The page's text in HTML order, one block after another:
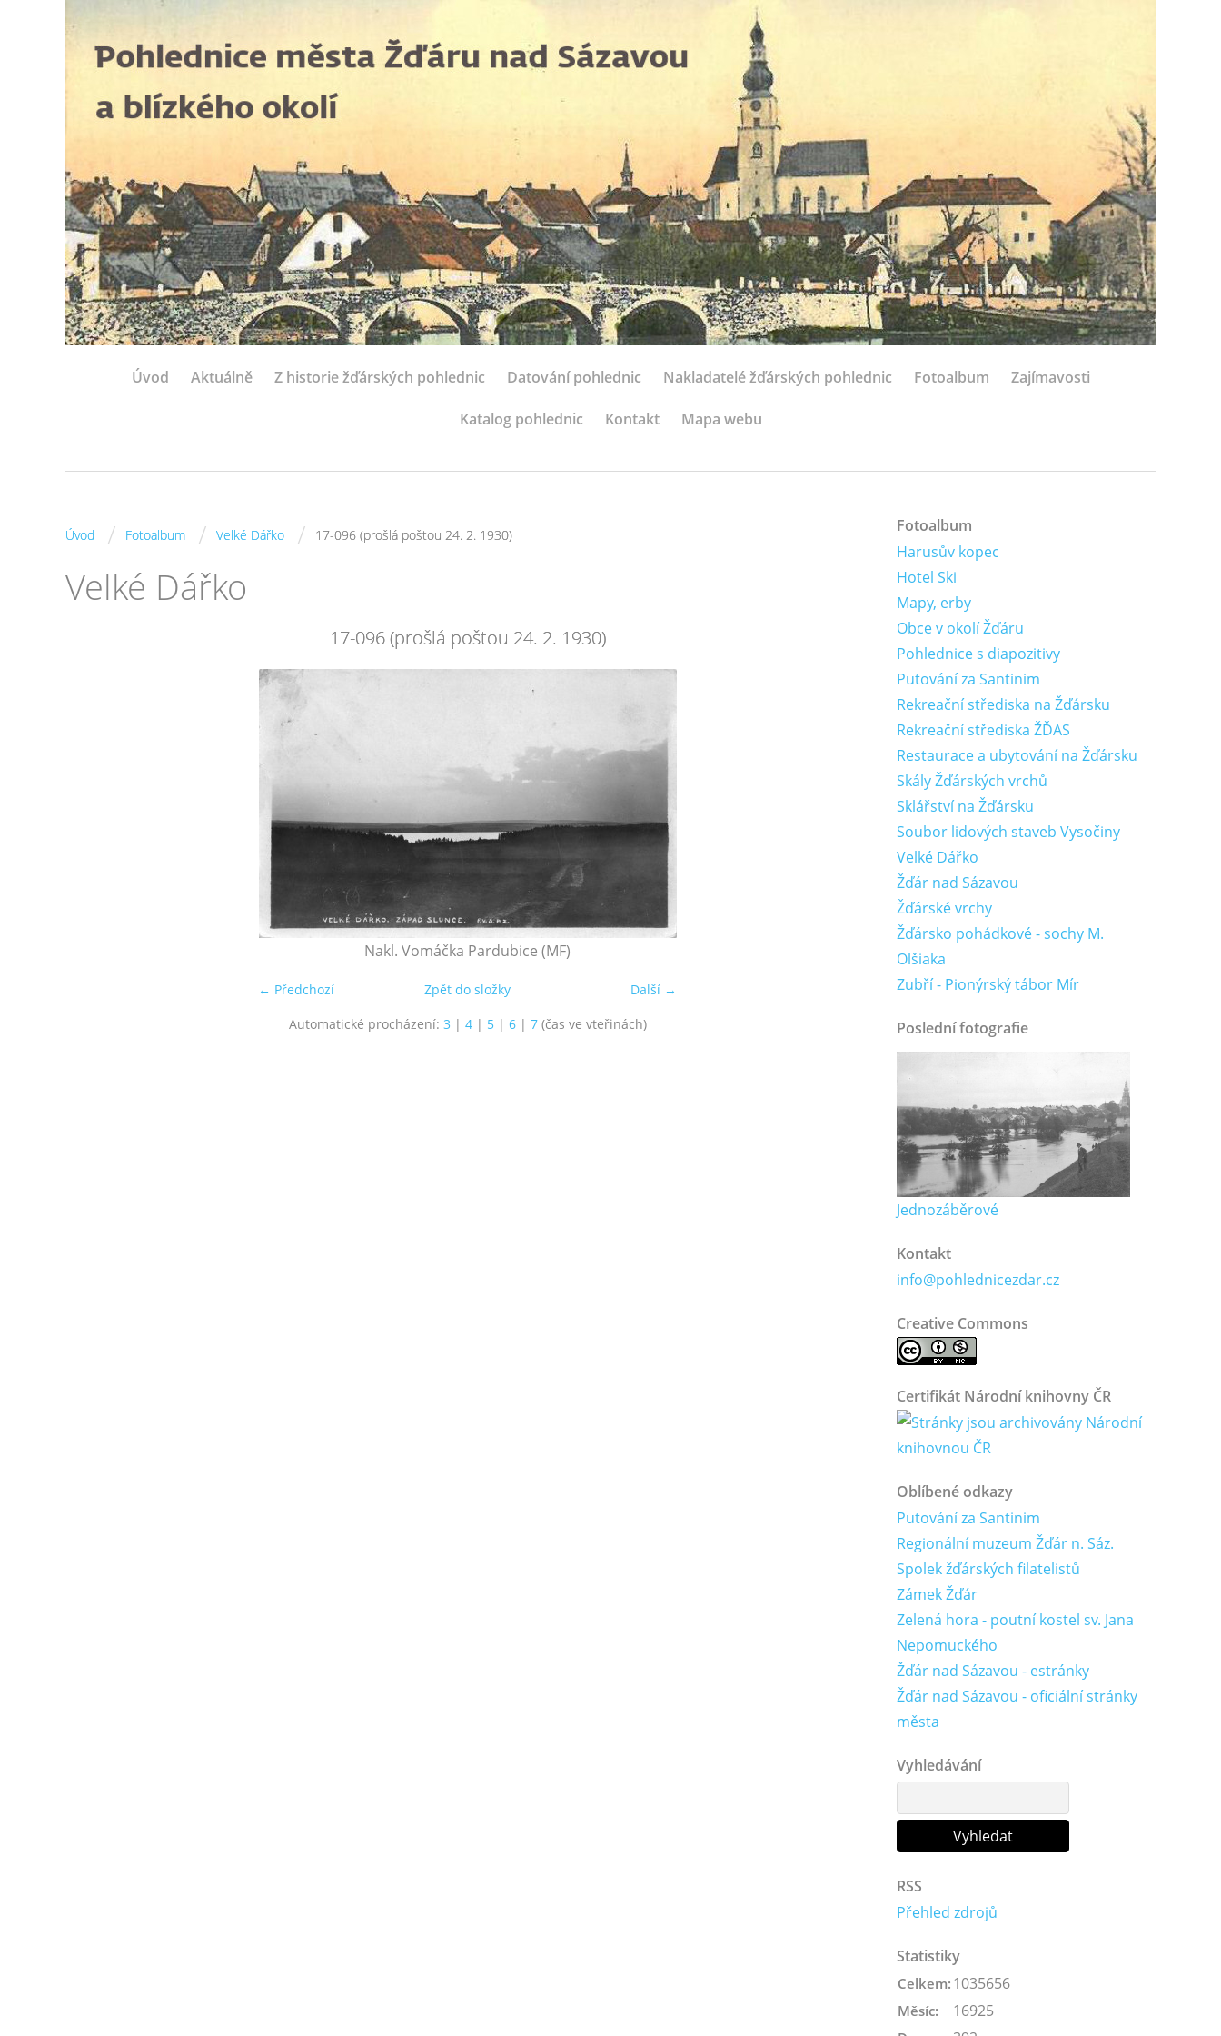
Úvod Aktuálně Z historie žďárských pohlednic Datování pohlednic Nakladatelé žďárských pohlednic Fotoalbum Zajímavosti
Katalog pohlednic Kontakt Mapa webu
Úvod / Fotoalbum / Velké Dářko / 17-096 (prošlá poštou 24. 2. 1930)
Velké Dářko
17-096 (prošlá poštou 24. 2. 1930)
Nakl. Vomáčka Pardubice (MF)
← Předchozí Další →
Zpět do složky
Automatické procházení: 3 | 4| 5| 6| 7(čas ve vteřinách)
Fotoalbum
Harusův kopec
Hotel Ski
Mapy, erby
Obce v okolí Žďáru
Pohlednice s diapozitivy
Putování za Santinim
Rekreační střediska na Žďársku
Rekreační střediska ŽĎAS
Restaurace a ubytování na Žďársku
Skály Žďárských vrchů
Sklářství na Žďársku
Soubor lidových staveb Vysočiny
Velké Dářko
Žďár nad Sázavou
Žďárské vrchy
Žďársko pohádkové - sochy M.
Olšiaka
Zubří - Pionýrský tábor Mír
Poslední fotografie
Jednozáběrové
Kontakt
info@pohlednicezdar.cz
Creative Commons
Certifikát Národní knihovny ČR
Oblíbené odkazy
Putování za Santinim
Regionální muzeum Žďár n. Sáz.
Spolek žďárských filatelistů
Zámek Žďár
Zelená hora - poutní kostel sv. Jana
Nepomuckého
Žďár nad Sázavou - estránky
Žďár nad Sázavou - oficiální stránky
města
Vyhledávání
RSS
Přehled zdrojů
Statistiky
Celkem: 1035656
Měsíc: 16925